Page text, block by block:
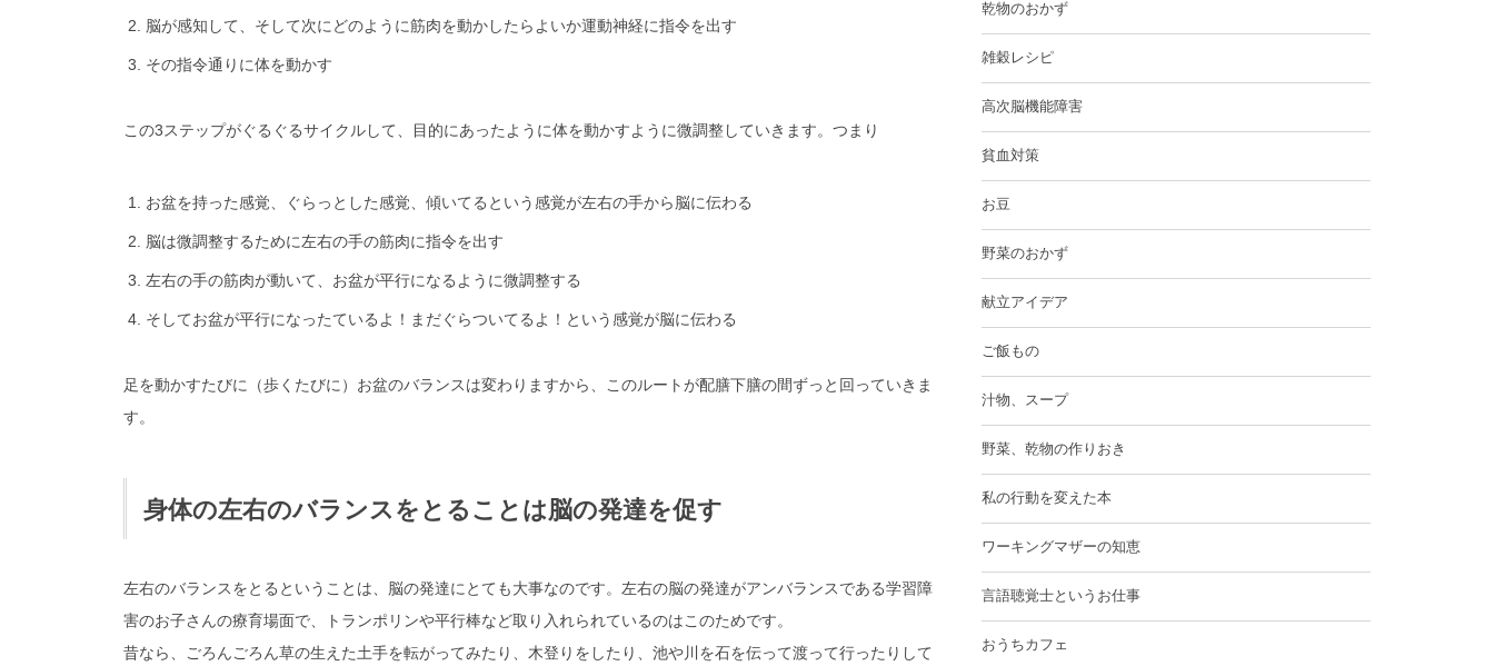
脳が感知して、そして次にどのように筋肉を動かしたらよいか運動神経に指令を出す
その指令通りに体を動かす
この3ステップがぐるぐるサイクルして、目的にあったように体を動かすように微調整していきます。つまり
お盆を持った感覚、ぐらっとした感覚、傾いてるという感覚が左右の手から脳に伝わる
脳は微調整するために左右の手の筋肉に指令を出す
左右の手の筋肉が動いて、お盆が平行になるように微調整する
そしてお盆が平行になったているよ！まだぐらついてるよ！という感覚が脳に伝わる
足を動かすたびに（歩くたびに）お盆のバランスは変わりますから、このルートが配膳下膳の間ずっと回っていきま
す。
身体の左右のバランスをとることは脳の発達を促す
左右のバランスをとるということは、脳の発達にとても大事なのです。左右の脳の発達がアンバランスである学習障
害のお子さんの療育場面で、トランポリンや平行棒など取り入れられているのはこのためです。
昔なら、ごろんごろん草の生えた土手を転がってみたり、木登りをしたり、池や川を石を伝って渡って行ったりして
乾物のおかず
雑穀レシピ
高次脳機能障害
貧血対策
お豆
野菜のおかず
献立アイデア
ご飯もの
汁物、スープ
野菜、乾物の作りおき
私の行動を変えた本
ワーキングマザーの知恵
言語聴覚士というお仕事
おうちカフェ